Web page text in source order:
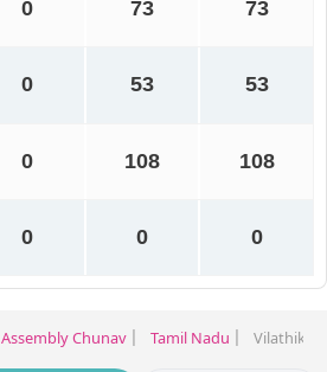
Assembly Chunav Tamil Nadu